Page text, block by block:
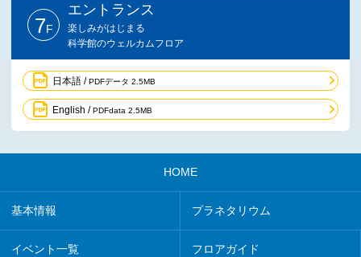
7F
エントランス
楽しみがはじまる
科学館のウェルカムフロア
日本語 /PDFデータ 2.5MB
English /PDFdata 2.5MB
HOME
基本情報 プラネタリウム
イベント一覧 フロアガイド